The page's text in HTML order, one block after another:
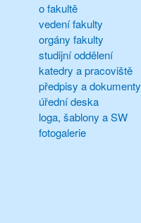
o fakultě
vedení fakulty
orgány fakulty
studijní oddělení
katedry a pracoviště
předpisy a dokumenty
úřední deska
loga, šablony a SW
fotogalerie